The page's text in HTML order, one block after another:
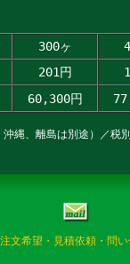
300ヶ
201円
60,300円
縄、離島は別途）／税
注文希望・見積依頼・問